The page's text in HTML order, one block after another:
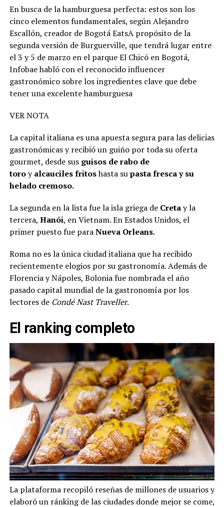
En busca de la hamburguesa perfecta: estos son los
cinco elementos fundamentales, según Alejandro
Escallón, creador de Bogotá EatsA propósito de la
segunda versión de Burguerville, que tendrá lugar entre
el 3 y 5 de marzo en el parque El Chicó en Bogotá,
Infobae habló con el reconocido influencer
gastronómico sobre los ingredientes clave que debe
tener una excelente hamburguesa
VER NOTA
La capital italiana es una apuesta segura para las delicias
gastronómicas y recibió un guiño por toda su oferta
gourmet, desde sus guisos de rabo de
toroyalcauciles fritoshasta supasta fresca y su
helado cremoso.
La segunda en la lista fue la isla griega de Cretay la
tercera, Hanói, en Vietnam. En Estados Unidos, el
primer puesto fue paraNueva Orleans.
Roma no es la única ciudad italiana que ha recibido
recientemente elogios por su gastronomía. Además de
Florencia y Nápoles, Bolonia fue nombrada el año
pasado capital mundial de la gastronomía por los
lectores de Condé Nast Traveller.
El ranking completo
La plataforma recopiló reseñas de millones de usuarios y
elaboró un ránking de las ciudades donde mejor se come,